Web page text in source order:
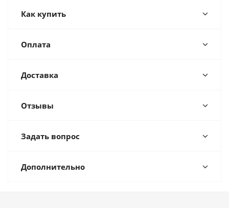
Как купить
Оплата
Доставка
Отзывы
Задать вопрос
Дополнительно